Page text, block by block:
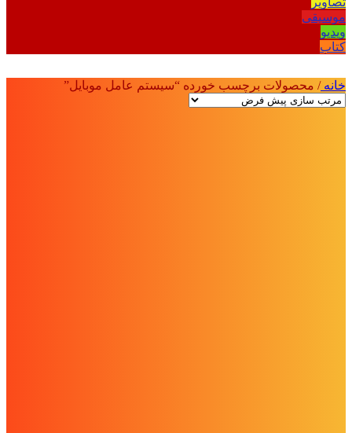
موسیقی
ویدیو
کتاب
خانه/ محصولات برچسب خورده “سیستم عامل موبایل”